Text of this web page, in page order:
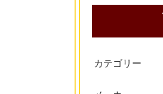
カテゴリー